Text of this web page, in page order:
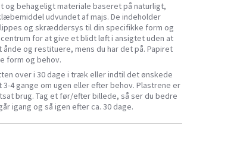
og behageligt materiale baseret på naturligt,
udvundet af majs. De indeholder
og skræddersys til din specifikke form og
for at give et blidt løft i ansigtet uden at
og restituere, mens du har det på. Papiret
form og behov.
over i 30 dage i træk eller indtil det ønskede
4 gange om ugen eller efter behov. Plastrene er
brug. Tag et før/efter billede, så ser du bedre
igang og så igen efter ca. 30 dage.